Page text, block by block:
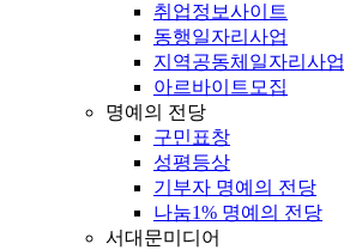
취업정보사이트
동행일자리사업
지역공동체일자리사업
아르바이트모집
명예의 전당
구민표창
성평등상
기부자 명예의 전당
나눔1% 명예의 전당
서대문미디어